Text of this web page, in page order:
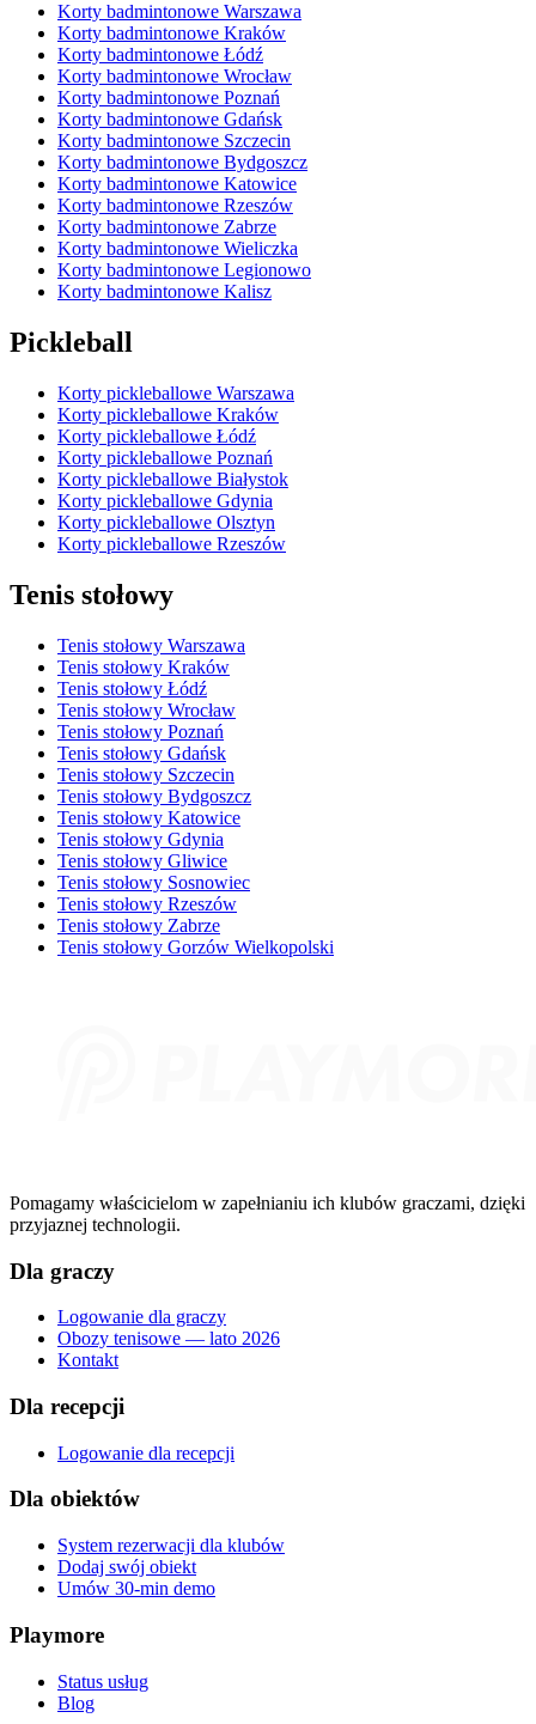
Korty badmintonowe Warszawa
Korty badmintonowe Kraków
Korty badmintonowe Łódź
Korty badmintonowe Wrocław
Korty badmintonowe Poznań
Korty badmintonowe Gdańsk
Korty badmintonowe Szczecin
Korty badmintonowe Bydgoszcz
Korty badmintonowe Katowice
Korty badmintonowe Rzeszów
Korty badmintonowe Zabrze
Korty badmintonowe Wieliczka
Korty badmintonowe Legionowo
Korty badmintonowe Kalisz
Pickleball
Korty pickleballowe Warszawa
Korty pickleballowe Kraków
Korty pickleballowe Łódź
Korty pickleballowe Poznań
Korty pickleballowe Białystok
Korty pickleballowe Gdynia
Korty pickleballowe Olsztyn
Korty pickleballowe Rzeszów
Tenis stołowy
Tenis stołowy Warszawa
Tenis stołowy Kraków
Tenis stołowy Łódź
Tenis stołowy Wrocław
Tenis stołowy Poznań
Tenis stołowy Gdańsk
Tenis stołowy Szczecin
Tenis stołowy Bydgoszcz
Tenis stołowy Katowice
Tenis stołowy Gdynia
Tenis stołowy Gliwice
Tenis stołowy Sosnowiec
Tenis stołowy Rzeszów
Tenis stołowy Zabrze
Tenis stołowy Gorzów Wielkopolski
Pomagamy właścicielom w zapełnianiu ich klubów graczami, dzięki
przyjaznej technologii.
Dla graczy
Logowanie dla graczy
Obozy tenisowe — lato 2026
Kontakt
Dla recepcji
Logowanie dla recepcji
Dla obiektów
System rezerwacji dla klubów
Dodaj swój obiekt
Umów 30-min demo
Playmore
Status usług
Blog